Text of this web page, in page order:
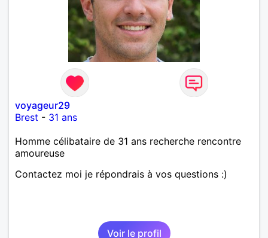
voyageur29
Brest - 31 ans
Homme célibataire de 31 ans recherche rencontre
amoureuse
Contactez moi je répondrais à vos questions :)
Voir le profil